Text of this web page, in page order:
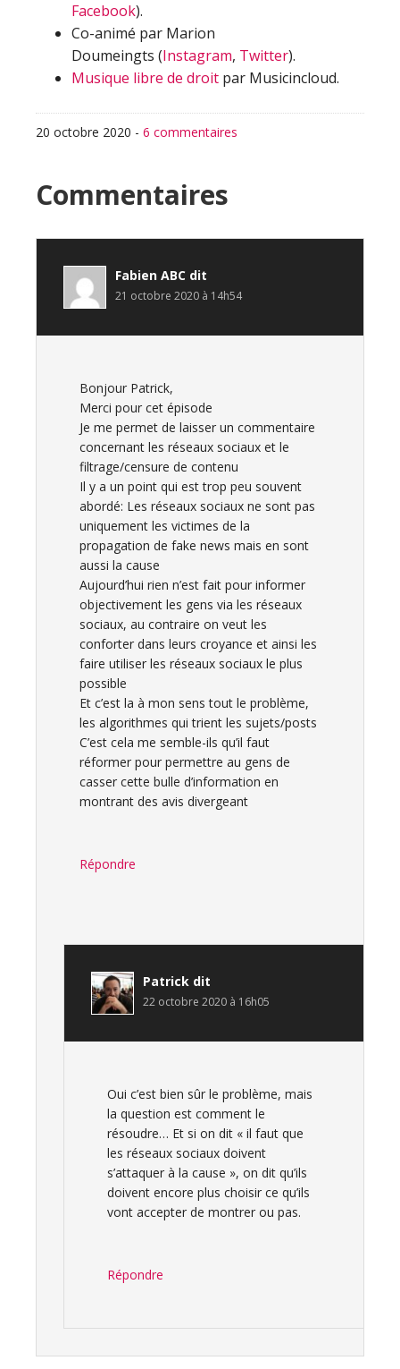
Facebook).
Co-animé par Marion
Doumeingts (Instagram, Twitter).
Musique libre de droit par Musicincloud.
20 octobre 2020 - 6 commentaires
Interactions
du
lecteur
Commentaires
Fabien ABC dit
21 octobre 2020 à 14h54
Bonjour Patrick,
Merci pour cet épisode
Je me permet de laisser un commentaire
concernant les réseaux sociaux et le
filtrage/censure de contenu
Il y a un point qui est trop peu souvent
abordé: Les réseaux sociaux ne sont pas
uniquement les victimes de la
propagation de fake news mais en sont
aussi la cause
Aujourd’hui rien n’est fait pour informer
objectivement les gens via les réseaux
sociaux, au contraire on veut les
conforter dans leurs croyance et ainsi les
faire utiliser les réseaux sociaux le plus
possible
Et c’est la à mon sens tout le problème,
les algorithmes qui trient les sujets/posts
C’est cela me semble-ils qu’il faut
réformer pour permettre au gens de
casser cette bulle d’information en
montrant des avis divergeant
Répondre
Patrick dit
22 octobre 2020 à 16h05
Oui c’est bien sûr le problème, mais
la question est comment le
résoudre… Et si on dit « il faut que
les réseaux sociaux doivent
s’attaquer à la cause », on dit qu’ils
doivent encore plus choisir ce qu’ils
vont accepter de montrer ou pas.
Répondre